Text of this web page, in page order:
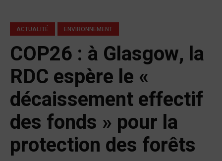
ACTUALITÉ ENVIRONNEMENT
COP26 : à Glasgow, la
RDC espère le «
décaissement effectif
des fonds » pour la
protection des forêts